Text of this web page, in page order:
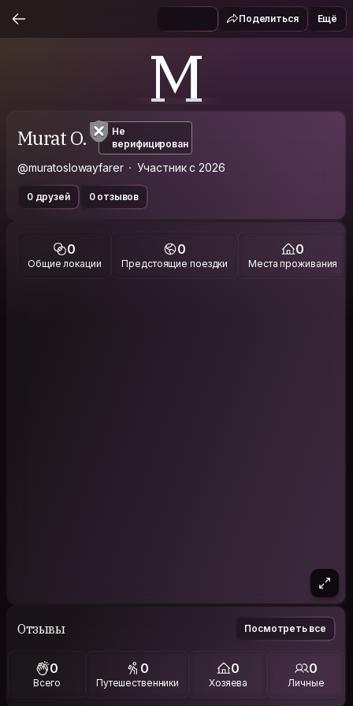
Поделиться Ещё
M
Murat O.
Не
верифицирован
@muratoslowayfarer Участник с 2026
0 друзей 0 отзывов
0
Общие локации
0
Предстоящие поездки
0
Места проживания
Отзывы Посмотреть все
0
Всего
0
Путешественники
0
Хозяева
0
Личные